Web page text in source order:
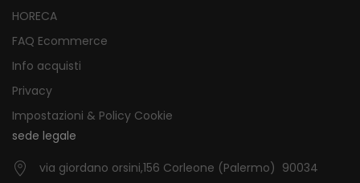
HORECA
FAQ Ecommerce
Info acquisti
Privacy
Impostazioni & Policy Cookie
sede legale
via giordano orsini,156 Corleone (Palermo) 90034